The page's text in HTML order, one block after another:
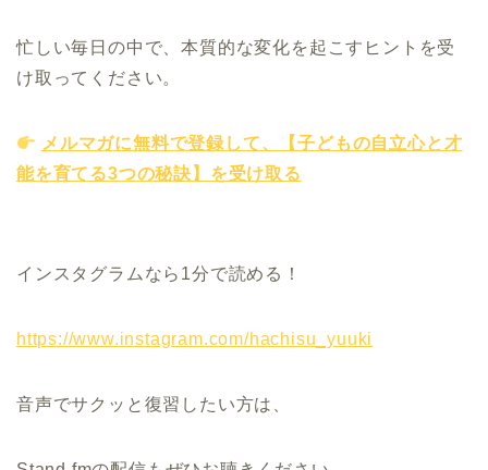
忙しい毎日の中で、本質的な変化を起こすヒントを受
け取ってください。
メルマガに無料で登録して、【子どもの自立心と才
能を育てる3つの秘訣】を受け取る
インスタグラムなら1分で読める！
https://www.instagram.com/hachisu_yuuki
音声でサクッと復習したい方は、